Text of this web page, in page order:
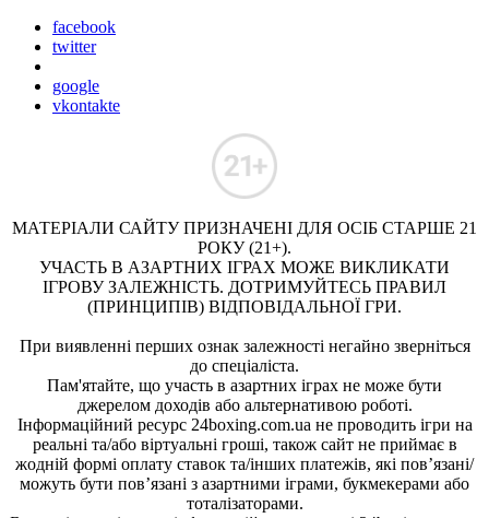
facebook
twitter
google
vkontakte
МАТЕРІАЛИ САЙТУ ПРИЗНАЧЕНІ ДЛЯ ОСІБ СТАРШЕ 21
РОКУ (21+).
УЧАСТЬ В АЗАРТНИХ ІГРАХ МОЖЕ ВИКЛИКАТИ
ІГРОВУ ЗАЛЕЖНІСТЬ. ДОТРИМУЙТЕСЬ ПРАВИЛ
(ПРИНЦИПІВ) ВІДПОВІДАЛЬНОЇ ГРИ.
При виявленні перших ознак залежності негайно зверніться
до спеціаліста.
Пам'ятайте, що участь в азартних іграх не може бути
джерелом доходів або альтернативою роботі.
Інформаційний ресурс 24boxing.com.ua не проводить ігри на
реальні та/або віртуальні гроші, також сайт не приймає в
жодній формі оплату ставок та/інших платежів, які пов’язані/
можуть бути пов’язані з азартними іграми, букмекерами або
тоталізаторами.